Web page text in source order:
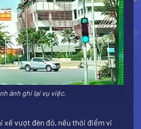
ảnh ghi lại vụ việc.
xế vượt đèn đỏ, nếu thời điểm vi